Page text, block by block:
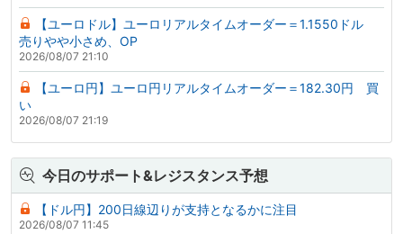
【ユーロドル】ユーロリアルタイムオーダー＝1.1550ドル
売りやや小さめ、OP
2026/08/07 21:10
【ユーロ円】ユーロ円リアルタイムオーダー＝182.30円 買
い
2026/08/07 21:19
今日のサポート&レジスタンス予想
【ドル円】200日線辺りが支持となるかに注目
2026/08/07 11:45